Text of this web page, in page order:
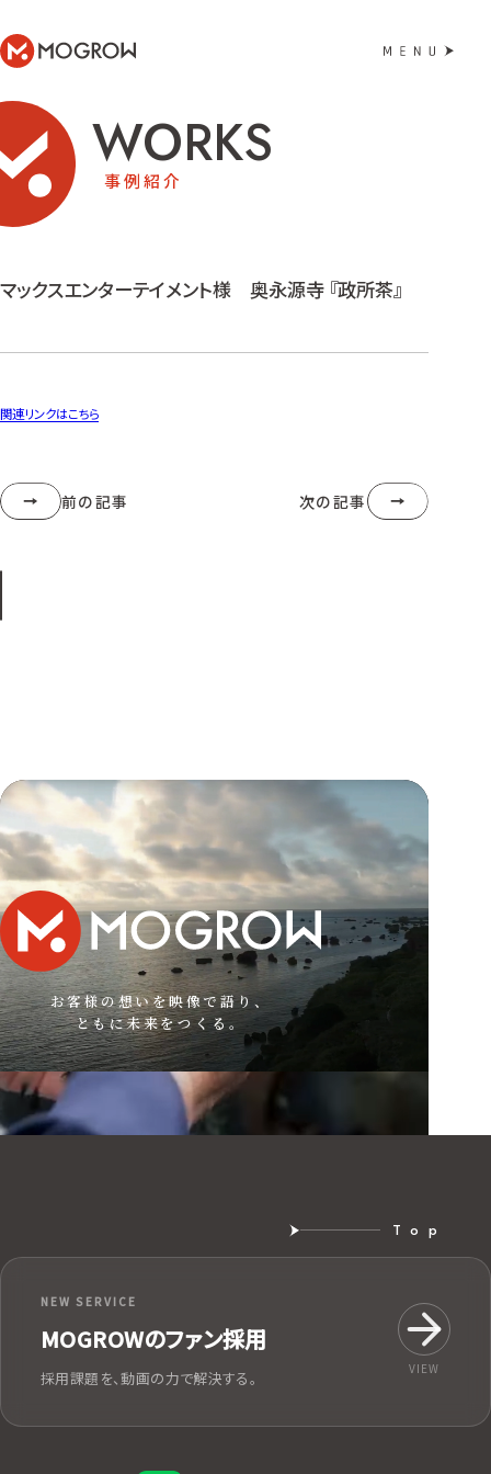
MOGROW
WORKS
事例紹介
マックスエンターテイメント様 奥永源寺 『政所茶』
関連リンクはこちら
前の記事 次の記事
マックスエンターテイメント様 奥永源寺 『政所茶』
お客様の想いを映像で語り、
ともに未来をつくる。
NEW SERVICE
MOGROWのファン採用
採用課題を、動画の力で解決する。 VIEW
Top